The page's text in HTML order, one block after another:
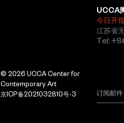
UCCA
今日开
江苏省
Tel:
© 2026 UCCA Center for
Contemporary Art
京ICP备2021032810号-3